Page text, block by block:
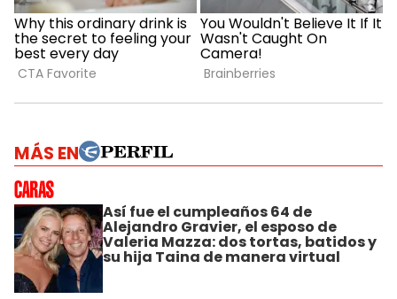
MÁS EN
Así fue el cumpleaños 64 de
Alejandro Gravier, el esposo de
Valeria Mazza: dos tortas, batidos y
su hija Taina de manera virtual